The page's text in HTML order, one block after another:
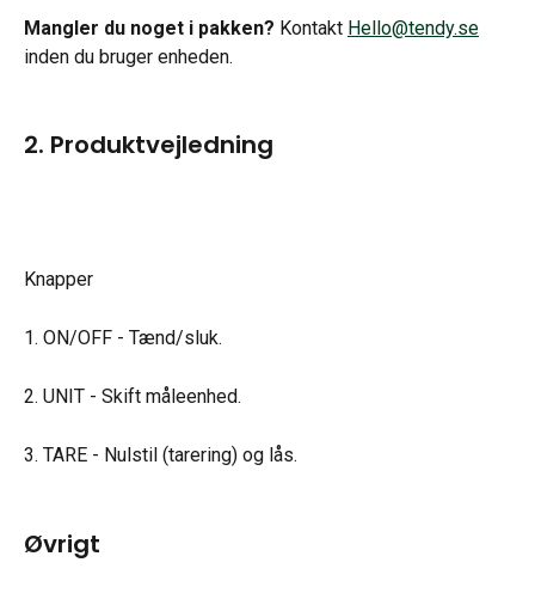
Mangler du noget i pakken? Kontakt Hello@tendy.se
inden du bruger enheden.
2. Produktvejledning
Knapper
1. ON/OFF - Tænd/sluk.
2. UNIT - Skift måleenhed.
3. TARE - Nulstil (tarering) og lås.
Øvrigt